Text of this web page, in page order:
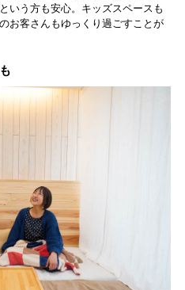
いう方も安心。キッズスペースも
お客さんもゆっくり過ごすことが